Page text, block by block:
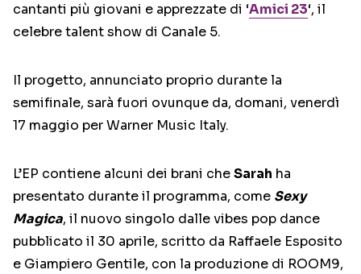
cantanti più giovani e apprezzate di ‘Amici 23‘, il
celebre talent show di Canale 5.
Il progetto, annunciato proprio durante la
semifinale, sarà fuori ovunque da, domani, venerdì
17 maggio per Warner Music Italy.
L’EP contiene alcuni dei brani cheSarah ha
presentato durante il programma, come Sexy
Magica, il nuovo singolo dalle vibes pop dance
pubblicato il 30 aprile, scritto da Raffaele Esposito
e Giampiero Gentile, con la produzione di ROOM9,